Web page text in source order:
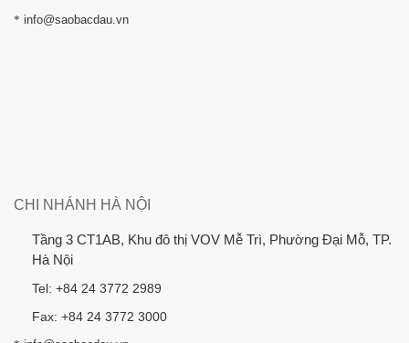
* info@saobacdau.vn
CHI NHÁNH HÀ NỘI
Tầng 3 CT1AB, Khu đô thị VOV Mễ Trì, Phường Đại Mỗ, TP.
Hà Nội
Tel: +84 24 3772 2989
Fax: +84 24 3772 3000